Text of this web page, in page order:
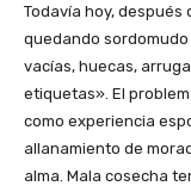
Todavía hoy, después
quedando
vacías, huecas,
etiquetas». El
como experiencia
allanamiento de
alma. Mala cosecha